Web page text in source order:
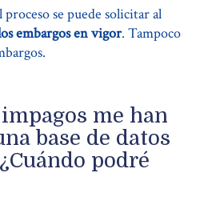
se puede solicitar al
embargos en vigor. Tampoco
me han
base de datos
podré